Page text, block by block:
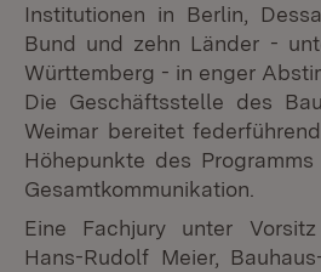
Institutionen in Berlin,
Bund und zehn Länder -
Württemberg - in enger
Die Geschäftsstelle des
Weimar bereitet
Höhepunkte des
Gesamtkommunikation.
Eine Fachjury unter
Hans-Rudolf Meier,